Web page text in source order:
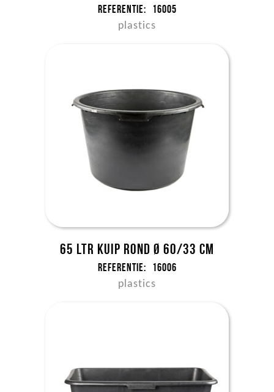
Referentie: 16005
plastics
65 ltr kuip rond Ø 60/33 cm
Referentie: 16006
plastics